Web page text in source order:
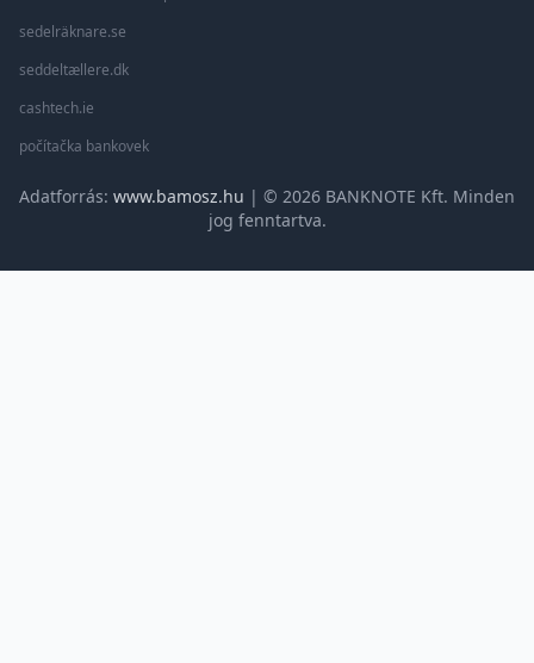
sedelräknare.se
seddeltællere.dk
cashtech.ie
počítačka bankovek
Adatforrás: www.bamosz.hu | © 2026 BANKNOTE Kft. Minden
jog fenntartva.